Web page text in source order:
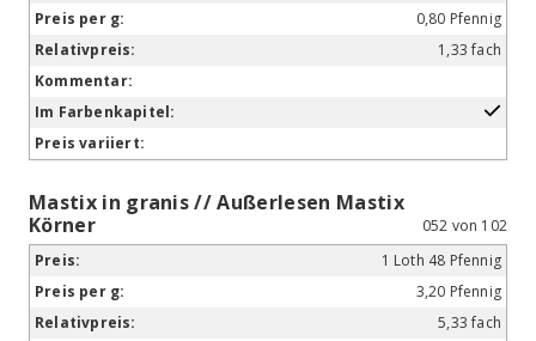
0,80 Pfennig
1,33 fach
Mastix in granis // Außerlesen Mastix
Körner
052 von 102
1 Loth 48 Pfennig
3,20 Pfennig
5,33 fach